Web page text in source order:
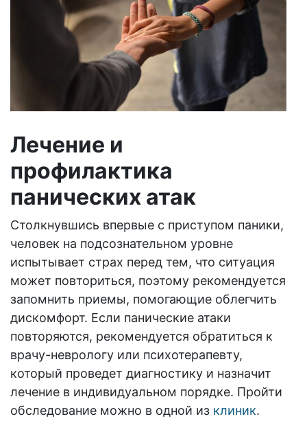
Лечение и
профилактика
панических атак
Столкнувшись впервые с приступом паники,
человек на подсознательном уровне
испытывает страх перед тем, что ситуация
может повториться, поэтому рекомендуется
запомнить приемы, помогающие облегчить
дискомфорт. Если панические атаки
повторяются, рекомендуется обратиться к
врачу-неврологу или психотерапевту,
который проведет диагностику и назначит
лечение в индивидуальном порядке. Пройти
обследование можно в одной из клиник.